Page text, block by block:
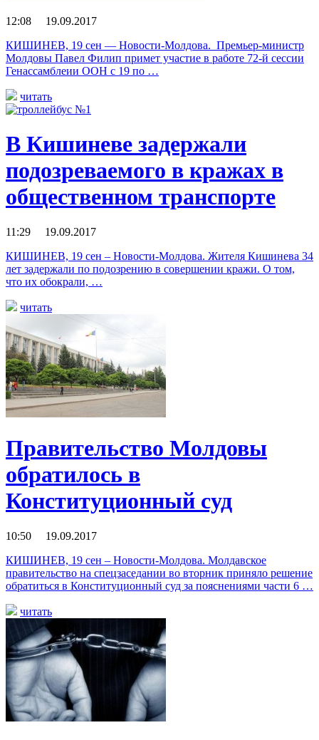
12:08 19.09.2017
КИШИНЕВ, 19 сен — Новости-Молдова. Премьер-министр
Молдовы Павел Филип примет участие в работе 72-й сессии
Генассамблеии ООН с 19 по …
читать
В Кишиневе задержали
подозреваемого в кражах в
общественном транспорте
11:29 19.09.2017
КИШИНЕВ, 19 сен – Новости-Молдова. Жителя Кишинева 34
лет задержали по подозрению в совершении кражи. О том,
что их обокрали, …
читать
Правительство Молдовы
обратилось в
Конституционный суд
10:50 19.09.2017
КИШИНЕВ, 19 сен – Новости-Молдова. Молдавское
правительство на спецзаседании во вторник приняло решение
обратиться в Конституционный суд за пояснениями части 6 …
читать